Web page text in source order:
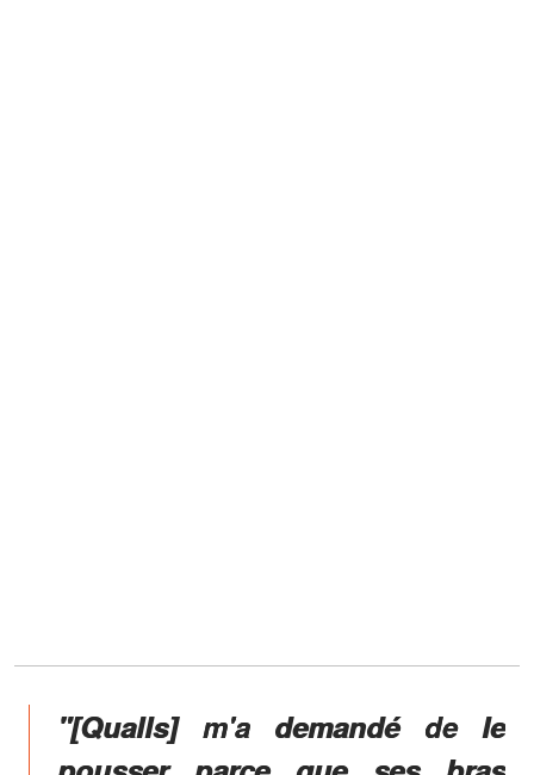
"[Qualls] m'a demandé de le